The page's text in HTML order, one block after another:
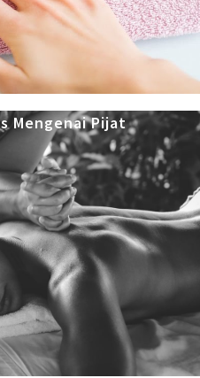
Mengenai Pijat